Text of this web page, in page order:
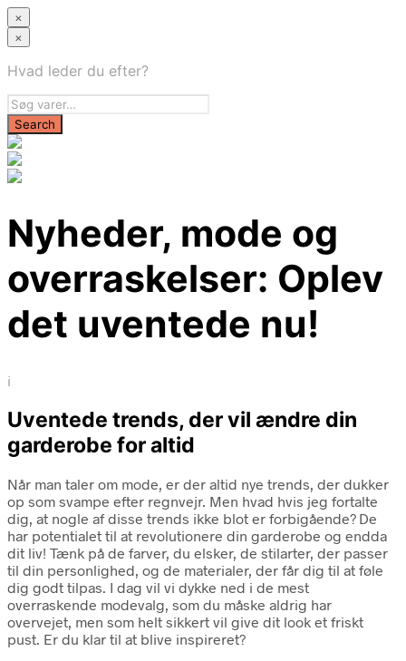
×
×
Hvad leder du efter?
Nyheder, mode og
overraskelser: Oplev
det uventede nu!
i
Uventede trends, der vil ændre din
garderobe for altid
Når man taler om mode, er der altid nye trends, der dukker
op som svampe efter regnvejr. Men hvad hvis jeg fortalte
dig, at nogle af disse trends ikke blot er forbigående? De
har potentialet til at revolutionere din garderobe og endda
dit liv! Tænk på de farver, du elsker, de stilarter, der passer
til din personlighed, og de materialer, der får dig til at føle
dig godt tilpas. I dag vil vi dykke ned i de mest
overraskende modevalg, som du måske aldrig har
overvejet, men som helt sikkert vil give dit look et friskt
pust. Er du klar til at blive inspireret?